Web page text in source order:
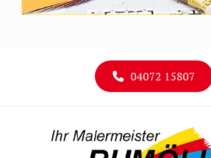
04072 15807